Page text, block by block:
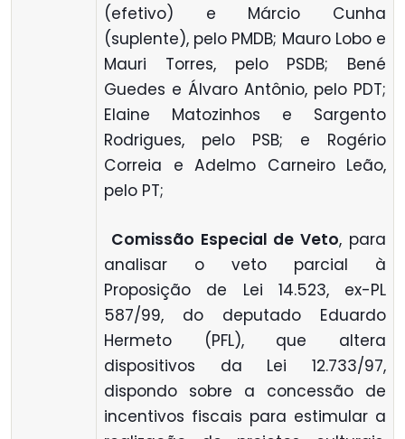
(efetivo) e Márcio Cunha
(suplente), pelo PMDB; Mauro Lobo e
Mauri Torres, pelo PSDB; Bené
Guedes e Álvaro Antônio, pelo PDT;
Elaine Matozinhos e Sargento
Rodrigues, pelo PSB; e Rogério
Correia e Adelmo Carneiro Leão,
pelo PT;
Comissão Especial de Veto, para
analisar o veto parcial à
Proposição de Lei 14.523, ex-PL
587/99, do deputado Eduardo
Hermeto (PFL), que altera
dispositivos da Lei 12.733/97,
dispondo sobre a concessão de
incentivos fiscais para estimular a